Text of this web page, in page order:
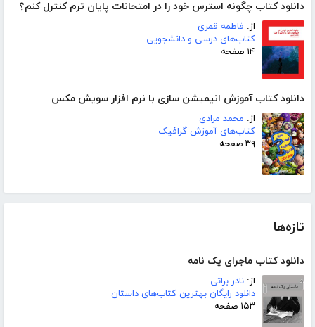
دانلود کتاب چگونه استرس خود را در امتحانات پایان ترم کنترل کنم؟
از: فاطمه قمری
کتاب‌های درسی و دانشجویی
۱۴ صفحه
دانلود کتاب آموزش انیمیشن سازی با نرم افزار سویش مکس
از: محمد مرادی
کتاب‌های آموزش گرافیک
۳۹ صفحه
تازه‌ها
دانلود کتاب ماجرای یک نامه
از: نادر براتی
دانلود رایگان بهترین کتاب‌های داستان
۱۵۳ صفحه